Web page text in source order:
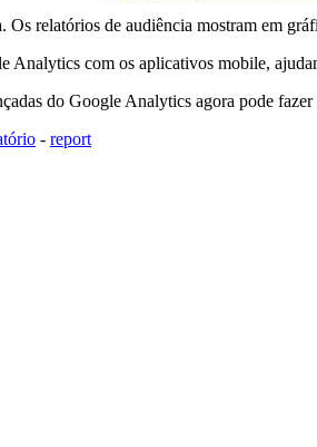
relatórios de audiência mostram em
Analytics com os aplicativos mobile,
do Google Analytics agora pode
- report